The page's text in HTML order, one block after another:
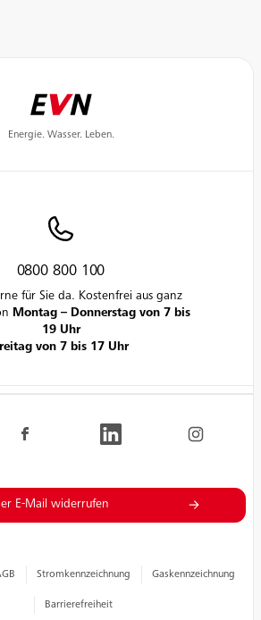
Energie. Wasser. Leben.
0800 800 100
für Sie da. Kostenfrei aus ganz
Montag – Donnerstag von 7 bis
19 Uhr
von 7 bis 17 Uhr
Stromkennzeichnung Gaskennzeichnung
Barrierefreiheit
E-Mail widerrufen
Navigation.FooterSocialLinksLabel